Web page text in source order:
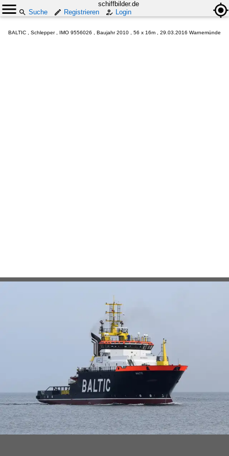
schiffbilder.de
Suche
Registrieren Login
BALTIC , Schlepper , IMO 9556026 , Baujahr 2010 , 56 x 16m , 29.03.2016 Warnemünde